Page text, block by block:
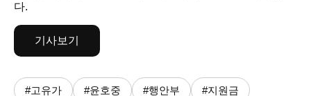
다.
기사보기
#고유가 #윤호중 #행안부 #지원금